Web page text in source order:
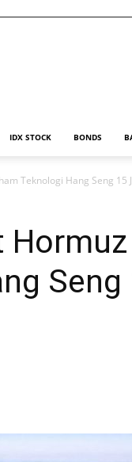
IDX STOCK BONDS
Teknologi Hang Seng 15
Seng